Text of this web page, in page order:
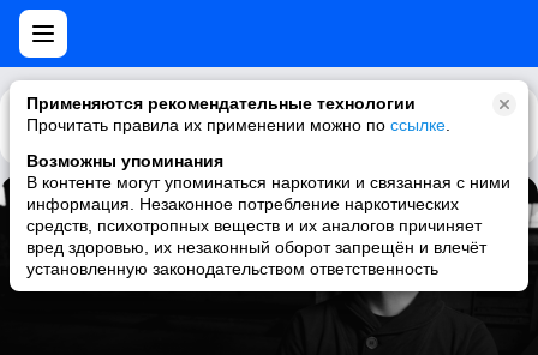
Применяются рекомендательные технологии
Прочитать правила их применении можно по ссылке
Возможны упоминания
В контенте могут упоминаться наркотики и связанная с ними
информация. Незаконное потребление наркотических
средств, психотропных веществ и их аналогов причиняет
вред здоровью, их незаконный оборот запрещён и влечёт
установленную законодательством ответственность
Каталог Рекомендации
MS1987 B
Markus Suckut